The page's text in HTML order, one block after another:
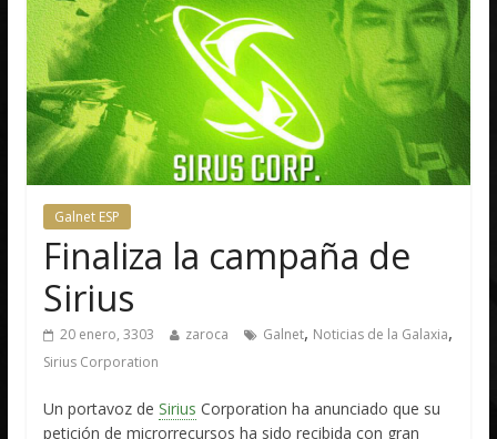
Galnet ESP
Finaliza la campaña de
Sirius
20 enero, 3303 zaroca Galnet, Noticias de la Galaxia,
Sirius Corporation
Un portavoz deSirius Corporation ha anunciado que su
petición de microrrecursos ha sido recibida con gran